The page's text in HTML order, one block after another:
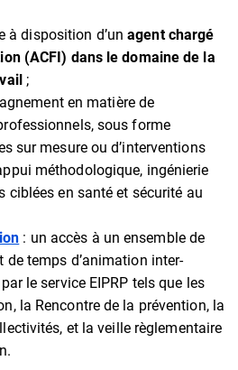
à disposition d’unagent chargé
(ACFI) dans le domaine de la
;
en matière de
sous forme
sur mesure ou d’interventions
méthodologique, ingénierie
ciblées en santé et sécurité au
: un accès à un ensemble de
de temps d’animation inter-
le service EIPRP tels que les
la Rencontre de la prévention, la
et la veille règlementaire